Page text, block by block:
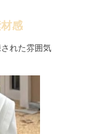
感
れた雰囲気